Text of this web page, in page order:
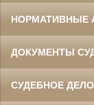
НОРМАТИВНЫЕ
ДОКУМЕНТЫ
СУДЕБНОЕ